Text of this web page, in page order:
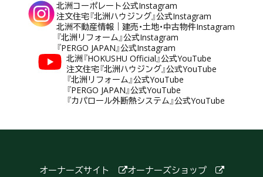
北洲コーポレート公式Instagram
注文住宅『北洲ハウジング』公式Instagram
北洲不動産情報｜建売・土地・中古物件Instagram
『北洲リフォーム』公式Instagram
『PERGO JAPAN』公式Instagram
北洲『HOKUSHU Official』公式YouTube
注文住宅『北洲ハウジング』公式YouTube
『北洲リフォーム』公式YouTube
『PERGO JAPAN』公式YouTube
『カパロール外断熱システム』公式YouTube
オーナーズサイト オーナーズショップ